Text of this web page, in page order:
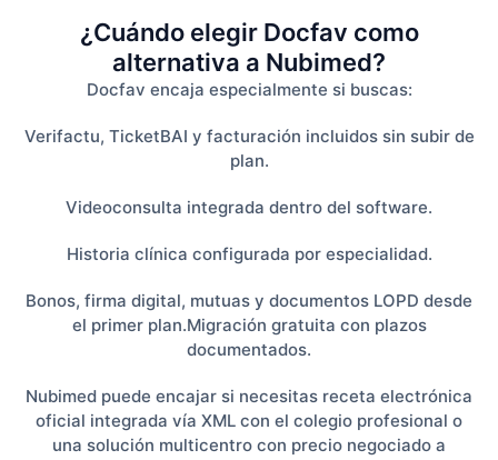
¿Cuándo elegir Docfav como
alternativa a Nubimed?
Docfav encaja especialmente si buscas:
Verifactu, TicketBAI y facturación incluidos sin subir de
plan.
Videoconsulta integrada dentro del software.
Historia clínica configurada por especialidad.
Bonos, firma digital, mutuas y documentos LOPD desde
el primer plan.Migración gratuita con plazos
documentados.
Nubimed puede encajar si necesitas receta electrónica
oficial integrada vía XML con el colegio profesional o
una solución multicentro con precio negociado a